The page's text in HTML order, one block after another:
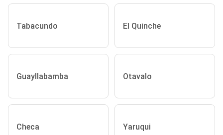
Tabacundo El Quinche
Guayllabamba Otavalo
Checa Yaruqui